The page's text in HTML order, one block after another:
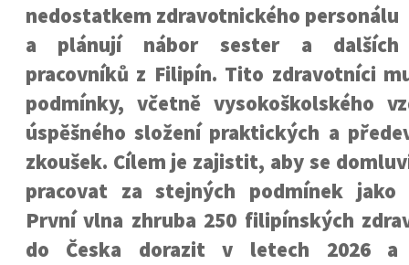
nedostatkem zdravotnického personálu
a plánují nábor sester a dalších
pracovníků z Filipín. Tito zdravotníci
podmínky, včetně vysokoškolského
úspěšného složení praktických a
zkoušek. Cílem je zajistit, aby se
pracovat za stejných podmínek jako
První vlna zhruba 250 filipínských
do Česka dorazit v letech 2026 a